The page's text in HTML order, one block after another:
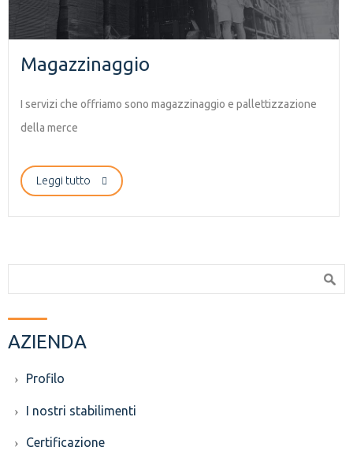
Magazzinaggio
I servizi che offriamo sono magazzinaggio e pallettizzazione
della merce
Leggi tutto
AZIENDA
Profilo
I nostri stabilimenti
Certificazione